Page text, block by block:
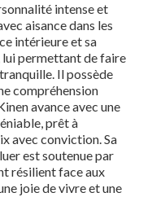
intense et
aisance dans les
intérieure et sa
permettant de faire
Il possède
compréhension
avance avec une
prêt à
avec conviction. Sa
est soutenue par
résilient face aux
joie de vivre et une